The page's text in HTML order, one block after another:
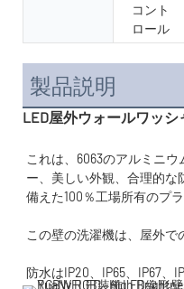
コント
ロール
製品説明
LED屋外ウォールワッシ
これは、6063のアルミニ
ー、美しい外観、合理的な